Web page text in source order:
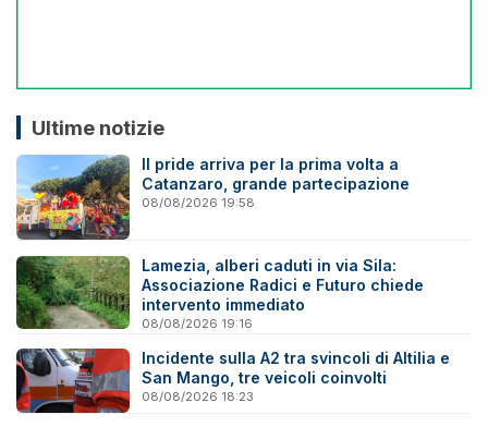
Ultime notizie
Il pride arriva per la prima volta a
Catanzaro, grande partecipazione
08/08/2026 19:58
Lamezia, alberi caduti in via Sila:
Associazione Radici e Futuro chiede
intervento immediato
08/08/2026 19:16
Incidente sulla A2 tra svincoli di Altilia e
San Mango, tre veicoli coinvolti
08/08/2026 18:23